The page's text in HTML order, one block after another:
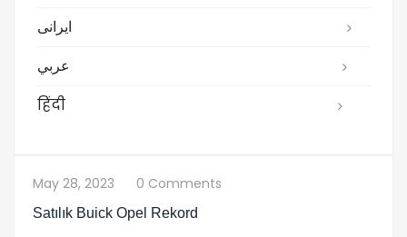
ایرانی
عربي
हिंदी
May 28, 2023 0 Comments
Satılık Buick Opel Rekord